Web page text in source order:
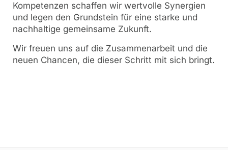
Kompetenzen schaffen wir wertvolle Synergien
und legen den Grundstein für eine starke und
nachhaltige gemeinsame Zukunft.
Wir freuen uns auf die Zusammenarbeit und die
neuen Chancen, die dieser Schritt mit sich bringt.